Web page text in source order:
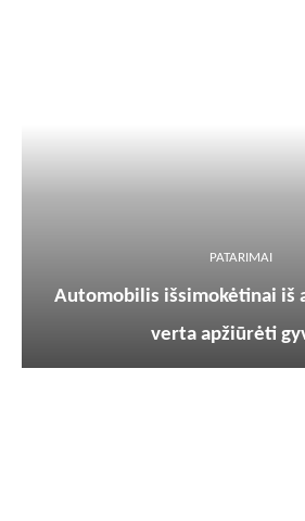
PATARIMAI
Automobilis išsimokėtinai iš
verta apžiūrėti